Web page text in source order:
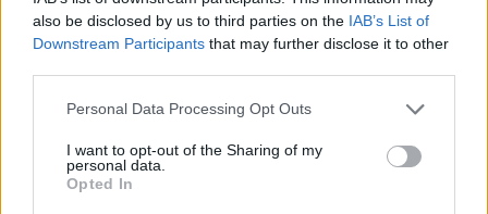
also be disclosed by us to third parties on the IAB’s List of
Downstream Participants that may further disclose it to other
Personal Data Processing Opt Outs
I want to opt-out of the Sharing of my
personal data.
Opted In
τη συνοδεία τηςΦιλαρμονικής του Δήμου Σπάτων
– Αρτέμιδος, δίνοντας ιδιαίτερα πανηγυρικό
κυριώνυμη ημέρα της εορτής, Κυριακή 12
Ιουλίου, το πρωί, θα τελεστείΌρθρος και
Πανηγυρική Θεία Λειτουργία μετ’ Αρτοκλασίας